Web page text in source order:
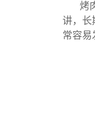
烤
讲，长
常容易